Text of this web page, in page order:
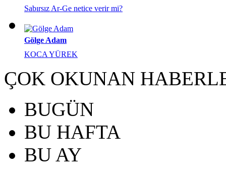
Sabırsız Ar-Ge netice verir mi?
Gölge Adam
KOCA YÜREK
ÇOK OKUNAN
BUGÜN
BU HAFTA
BU AY